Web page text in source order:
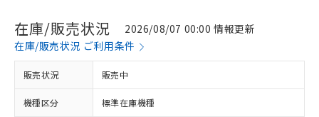
在庫/販売状況
2026/08/07 00:00 情報更新
在庫/販売状況 ご利用条件
販売状況 販売中
機種区分 標準在庫機種